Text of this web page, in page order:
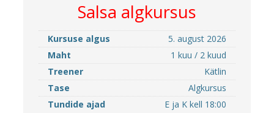
Salsa algkursus
Kursuse algus
5. august 2026
Maht
1 kuu / 2 kuud
Treener
Kätlin
Tase
Algkursus
Tundide ajad
E ja K kell 18:00